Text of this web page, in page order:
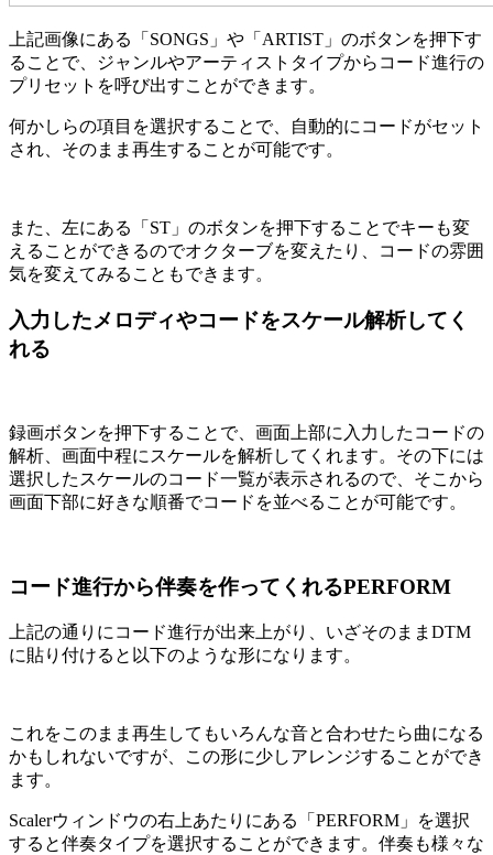
上記画像にある「SONGS」や「ARTIST」のボタンを押下す
ることで、ジャンルやアーティストタイプからコード進行の
プリセットを呼び出すことができます。
何かしらの項目を選択することで、自動的にコードがセット
され、そのまま再生することが可能です。
また、左にある「ST」のボタンを押下することでキーも変
えることができるのでオクターブを変えたり、コードの雰囲
気を変えてみることもできます。
入力したメロディやコードをスケール解析してく
れる
録画ボタンを押下することで、画面上部に入力したコードの
解析、画面中程にスケールを解析してくれます。その下には
選択したスケールのコード一覧が表示されるので、そこから
画面下部に好きな順番でコードを並べることが可能です。
コード進行から伴奏を作ってくれるPERFORM
上記の通りにコード進行が出来上がり、いざそのままDTM
に貼り付けると以下のような形になります。
これをこのまま再生してもいろんな音と合わせたら曲になる
かもしれないですが、この形に少しアレンジすることができ
ます。
Scalerウィンドウの右上あたりにある「PERFORM」を選択
すると伴奏タイプを選択することができます。伴奏も様々な